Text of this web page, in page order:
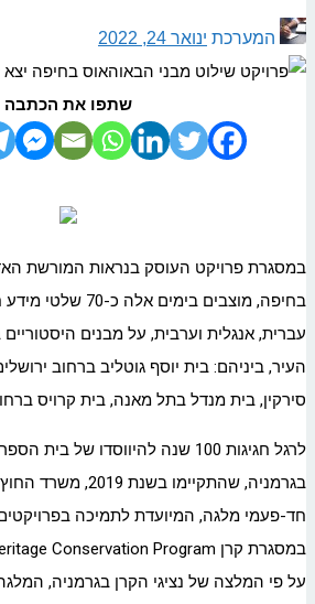
המערכת ינואר 24, 2022
שתפו את הכתבה
במסגרת פרויקט העוסק בנראות המורשת
בחיפה, מוצבים
עברית, אנגלית וערבית, על מבנים היסטוריים
העיר, ביניהם: בית יוסף גוטליב ברחוב
סירקין, בית מנדל בתל מאנה, בית קרויס
לרגל חגיגות 100 שנה להיווסדו של
בגרמניה, שהתקיימו
חד-פעמי מלגה, המיועדת לתמיכה
במסגרת קרן Cultural Heritage Conservation Program.
על פי המלצה של נציגי הקרן בגרמניה,